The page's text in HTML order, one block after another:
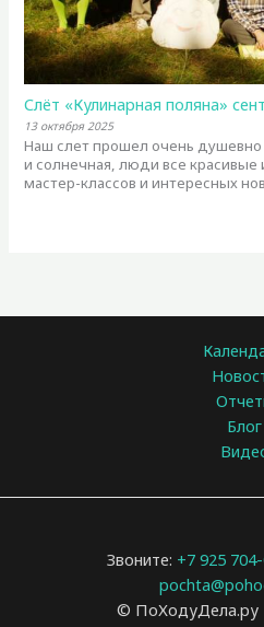
Слёт «Кулинарная поляна»
13 октября 2025
Наш слет прошел очень душевно
и солнечная, люди все красивые
мастер-классов и интересных
Блог
Звоните: +7 925
© ПоХодуДела.ру